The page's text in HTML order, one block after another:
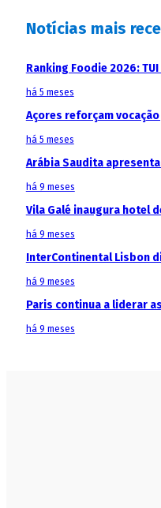
Notícias mais
Ranking Foodie 2026:
há 5 meses
Açores reforçam vocação
há 5 meses
Arábia Saudita
há 9 meses
Vila Galé inaugura hotel
há 9 meses
InterContinental Lisbon
há 9 meses
Paris continua a liderar
há 9 meses